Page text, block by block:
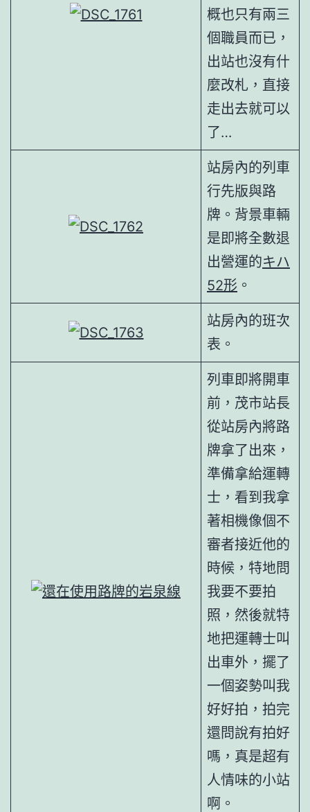
概也只有兩三
個職員而已，
出站也沒有什
麼改札，直接
走出去就可以
了…
站房內的列車
行先版與路
牌。背景車輛
是即將全數退
出營運的キハ
52形 。
站房內的班次
表。
列車即將開車
前，茂市站長
從站房內將路
牌拿了出來，
準備拿給運轉
士，看到我拿
著相機像個不
審者接近他的
時候，特地問
我要不要拍
照，然後就特
地把運轉士叫
出車外，擺了
一個姿勢叫我
好好拍，拍完
還問說有拍好
嗎，真是超有
人情味的小站
啊。